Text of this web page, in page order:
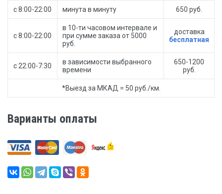
с 8:00-22:00 минута в минуту 650 руб.
с 8:00-22:00
в 10-ти часовом интервале и
при сумме заказа от 5000
руб.
доставка
бесплатная
с 22:00-7:30
в зависимости выбранного
времени
650-1200
руб.
*Выезд за МКАД = 50 руб./км.
Варианты оплаты